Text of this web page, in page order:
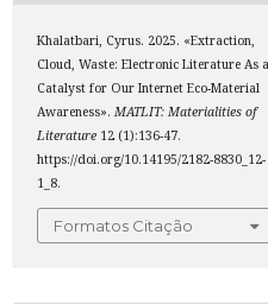
Khalatbari, Cyrus. 2025. «Extraction,
Cloud, Waste: Electronic Literature As
Catalyst for Our Internet Eco-Material
Awareness».MATLIT: Materialities of
Literature 12 (1):136-47.
https://doi.org/10.14195/2182-8830_12-
1_8.
Formatos Citação